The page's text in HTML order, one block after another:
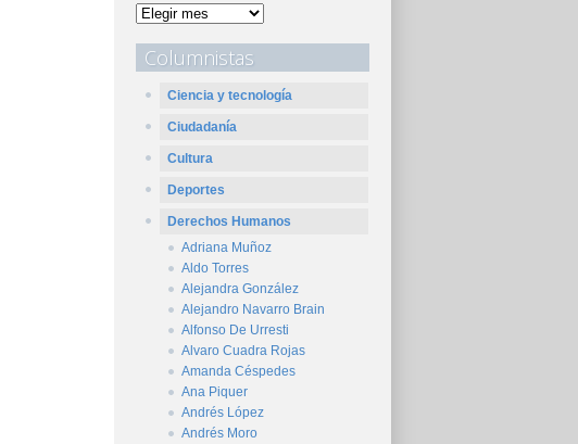
Columnistas
Ciencia y tecnología
Ciudadanía
Cultura
Deportes
Derechos Humanos
Adriana Muñoz
Aldo Torres
Alejandra González
Alejandro Navarro Brain
Alfonso De Urresti
Alvaro Cuadra Rojas
Amanda Céspedes
Ana Piquer
Andrés López
Andrés Moro